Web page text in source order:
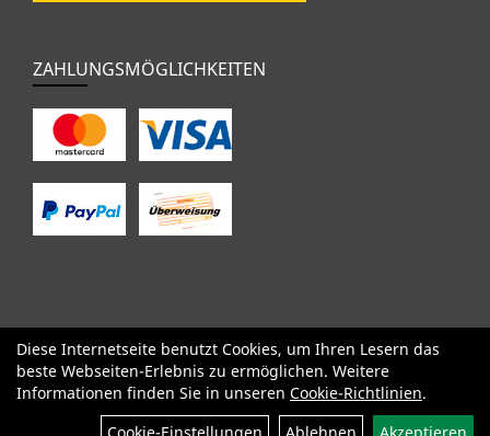
ZAHLUNGSMÖGLICHKEITEN
SALE Specialized Factor Cervélo BMC Orbea
Yeti
Pinarello
OPEN Kids / BMX Komponenten
Bekleidung
Zubehör
Sale
Diese Internetseite benutzt Cookies, um Ihren Lesern das
beste Webseiten-Erlebnis zu ermöglichen. Weitere
Informationen finden Sie in unseren Cookie-Richtlinien.